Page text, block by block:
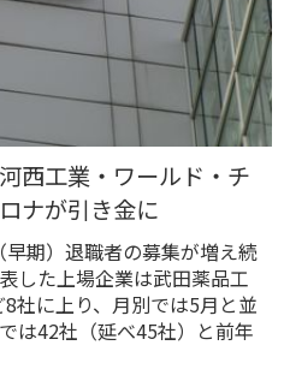
西工業・ワールド・チ
ナが引き金に
期）退職者の募集が増え続
した上場企業は武田薬品工
社に上り、月別では5月と並
は42社（延べ45社）と前年